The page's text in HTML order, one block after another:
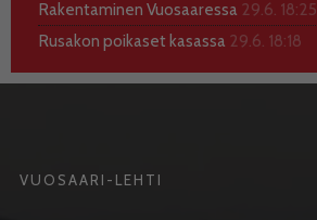
Rakentaminen Vuosaaressa 29.6. 18:25
Rusakon poikaset kasassa 29.6. 18:18
VUOSAARI-LEHTI